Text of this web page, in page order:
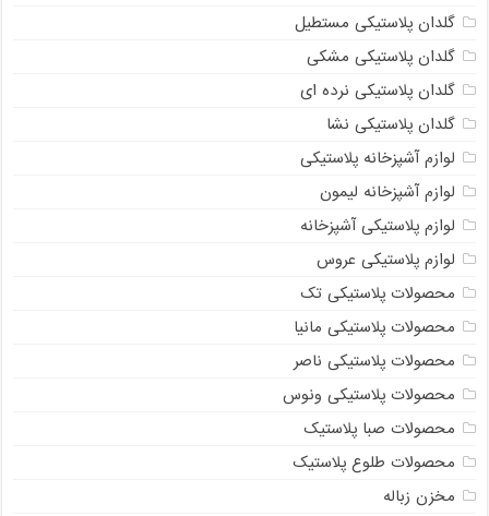
گلدان پلاستیکی مستطیل
گلدان پلاستیکی مشکی
گلدان پلاستیکی نرده ای
گلدان پلاستیکی نشا
لوازم آشپزخانه پلاستیکی
لوازم آشپزخانه لیمون
لوازم پلاستیکی آشپزخانه
لوازم پلاستیکی عروس
محصولات پلاستیکی تک
محصولات پلاستیکی مانیا
محصولات پلاستیکی ناصر
محصولات پلاستیکی ونوس
محصولات صبا پلاستیک
محصولات طلوع پلاستیک
مخزن زباله